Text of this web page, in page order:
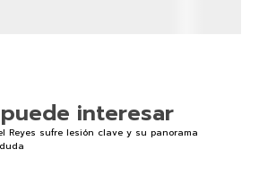
interesar